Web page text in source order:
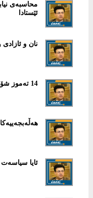
محاسبەی
ئێستادا
نان و
14 تەموز شۆڕش بوو یان کودەتا؟
ئایا سیاسەت